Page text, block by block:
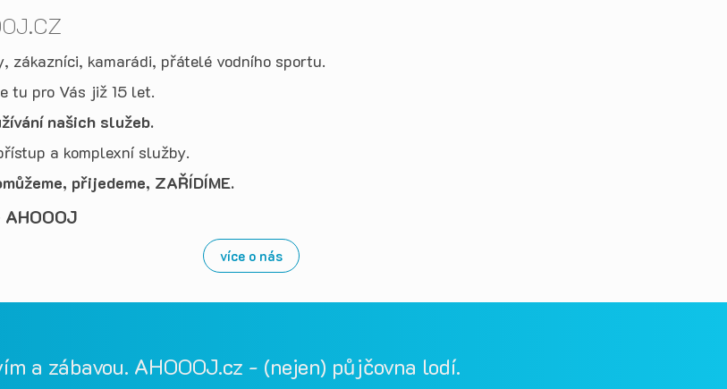
zákazníci, kamarádi, přátelé vodního sportu.
tu pro Vás již 15 let.
našich služeb.
a komplexní služby.
přijedeme, ZAŘÍDÍME.
více o nás
a zábavou. AHOOOJ.cz - (nejen) půjčovna lodí.